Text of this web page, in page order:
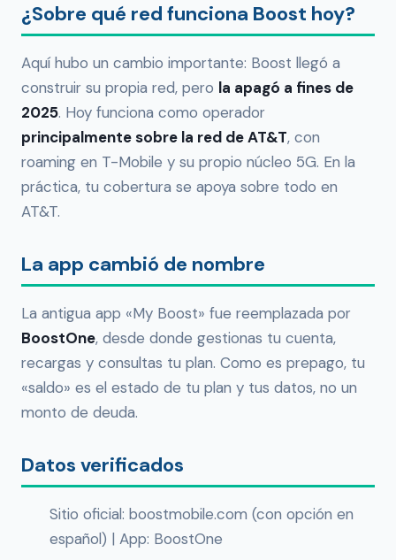
¿Sobre qué red funciona Boost hoy?
Aquí hubo un cambio importante: Boost llegó a
construir su propia red, pero la apagó a fines de
2025. Hoy funciona como operador
principalmente sobre la red de AT&T, con
roaming en T-Mobile y su propio núcleo 5G. En la
práctica, tu cobertura se apoya sobre todo en
AT&T.
La app cambió de nombre
La antigua app «My Boost» fue reemplazada por
BoostOne, desde donde gestionas tu cuenta,
recargas y consultas tu plan. Como es prepago, tu
«saldo» es el estado de tu plan y tus datos, no un
monto de deuda.
Datos verificados
Sitio oficial: boostmobile.com (con opción en
español) | App: BoostOne